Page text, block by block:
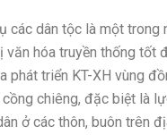
các dân tộc là một
hóa truyền thống tốt
triển KT-XH vùng
chiêng, đặc biệt là
ở các thôn, buôn trên